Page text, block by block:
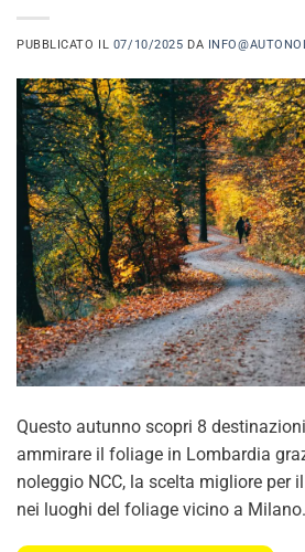
PUBBLICATO IL 07/10/2025 DA
Questo autunno scopri 8
ammirare il foliage in Lombardia
noleggio NCC, la scelta migliore per
nei luoghi del foliage vicino a Milano.